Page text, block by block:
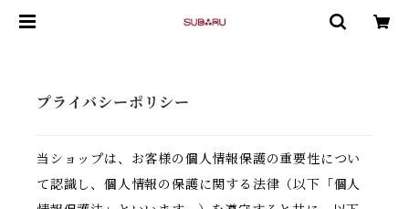
プライバシーポリシー
当ショップは、お客様の個人情報保護の重要性につい
て認識し、個人情報の保護に関する法律（以下「個人